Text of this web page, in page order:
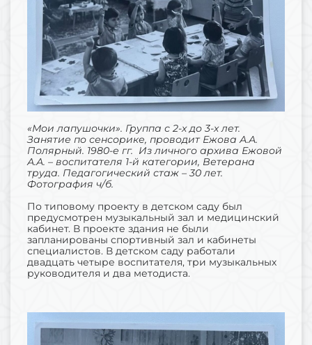
«Мои лапушочки». Группа с 2-х до 3-х лет.
Занятие по сенсорике, проводит Ежова А.А.
Полярный. 1980-е гг. Из личного архива Ежовой
А.А. – воспитателя 1-й категории, Ветерана
труда. Педагогический стаж – 30 лет.
Фотография ч/б.
По типовому проекту в детском саду был
предусмотрен музыкальный зал и медицинский
кабинет. В проекте здания не были
запланированы спортивный зал и кабинеты
специалистов. В детском саду работали
двадцать четыре воспитателя, три музыкальных
руководителя и два методиста.